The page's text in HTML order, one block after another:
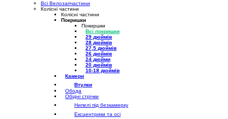
Всі Велозапчастини
Колісні частини
Колісні частини
Покришки
Покиршки
Всі покришки
29 дюймів
28 дюймів
27,5 дюймів
26 дюймів
24 дюйми
20 дюймів
10-18 дюймів
Камери
Втулки
Обода
Обідні стрічки
Нипелі під безкамерку
Ексцентрики та осі